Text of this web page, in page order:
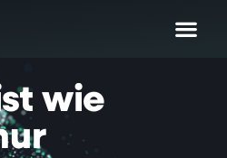
wie